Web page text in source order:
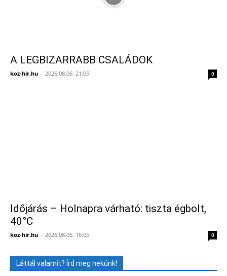
A LEGBIZARRABB CSALÁDOK
koz-hir.hu - 2026.08.06. 21:05 0
Időjárás – Holnapra várható: tiszta égbolt,
40°C
koz-hir.hu - 2026.08.06. 16:05 0
Láttál valamit? Írd meg nekünk!